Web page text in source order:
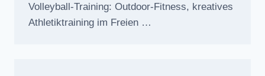
Volleyball-Training: Outdoor-Fitness, kreatives
Athletiktraining im Freien …